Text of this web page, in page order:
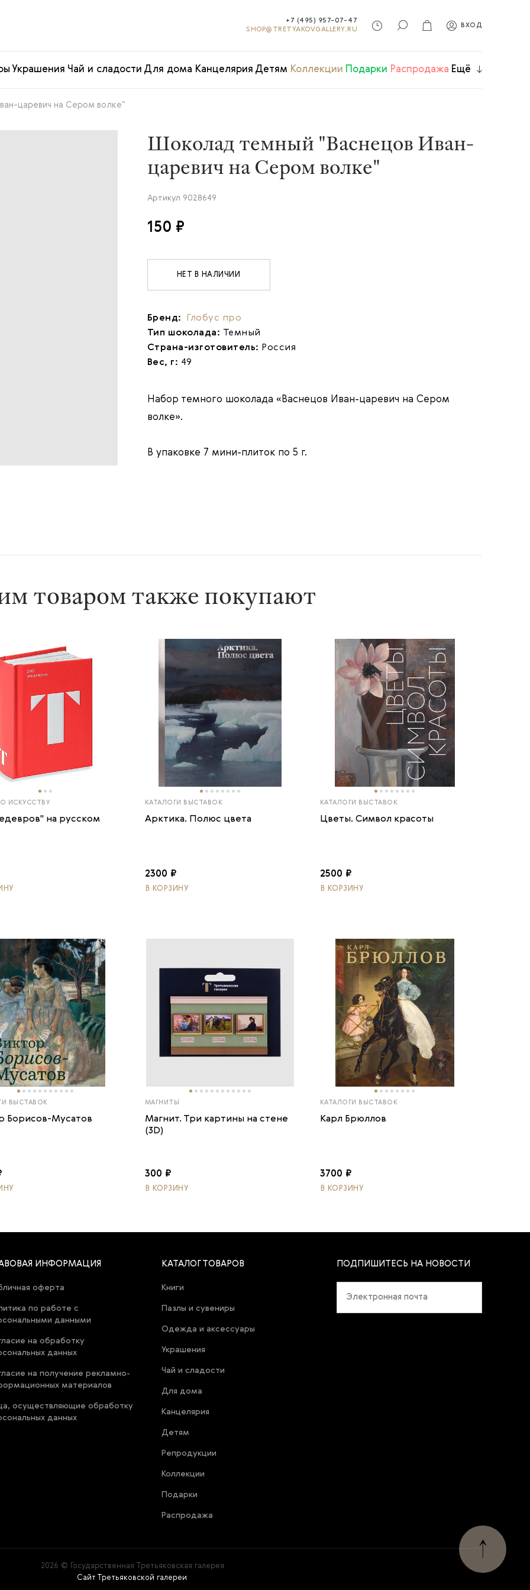
+7 (495) 957-07-47
SHOP@TRETYAKOVGALLERY.RU
ВХОД
Украшения Чай и сладости Для дома Канцелярия Детям Коллекции Подарки Распродажа Ещё
царевич на Сером волке"
Шоколад темный "Васнецов Иван-
царевич на Сером волке"
Артикул 9028649
150 ₽
НЕТ В НАЛИЧИИ
Бренд:
Глобус про
Тип шоколада: Темный
Страна-изготовитель: Россия
Вес, г: 49
Набор темного шоколада «Васнецов Иван-царевич на Сером
волке».
В упаковке 7 мини-плиток по 5 г.
товаром также покупают
ИСКУССТВУ
на русском
КАТАЛОГИ ВЫСТАВОК
Арктика. Полюс цвета
2300 ₽
В КОРЗИНУ
КАТАЛОГИ ВЫСТАВОК
Цветы. Символ красоты
2500 ₽
В КОРЗИНУ
ВЫСТАВОК
Борисов-Мусатов
МАГНИТЫ
Магнит. Три картины на стене
(3D)
300 ₽
В КОРЗИНУ
КАТАЛОГИ ВЫСТАВОК
Карл Брюллов
3700 ₽
В КОРЗИНУ
ИНФОРМАЦИЯ
оферта
по работе с
данными
на обработку
данных
на получение рекламно-
материалов
осуществляющие обработку
данных
КАТАЛОГ ТОВАРОВ
Книги
Пазлы и сувениры
Одежда и аксессуары
Украшения
Чай и сладости
Для дома
Канцелярия
Детям
Репродукции
Коллекции
Подарки
Распродажа
ПОДПИШИТЕСЬ НА НОВОСТИ
2026 © Государственная Третьяковская галерея
Сайт Третьяковской галереи